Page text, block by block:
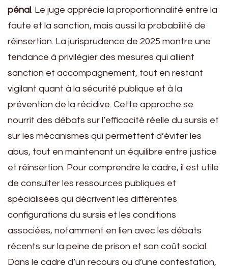
pénal. Le juge apprécie la proportionnalité entre la
faute et la sanction, mais aussi la probabilité de
réinsertion. La jurisprudence de 2025 montre une
tendance à privilégier des mesures qui allient
sanction et accompagnement, tout en restant
vigilant quant à la sécurité publique et à la
prévention de la récidive. Cette approche se
nourrit des débats sur l’efficacité réelle du sursis et
sur les mécanismes qui permettent d’éviter les
abus, tout en maintenant un équilibre entre justice
et réinsertion. Pour comprendre le cadre, il est utile
de consulter les ressources publiques et
spécialisées qui décrivent les différentes
configurations du sursis et les conditions
associées, notamment en lien avec les débats
récents sur la peine de prison et son coût social.
Dans le cadre d’un recours ou d’une contestation,